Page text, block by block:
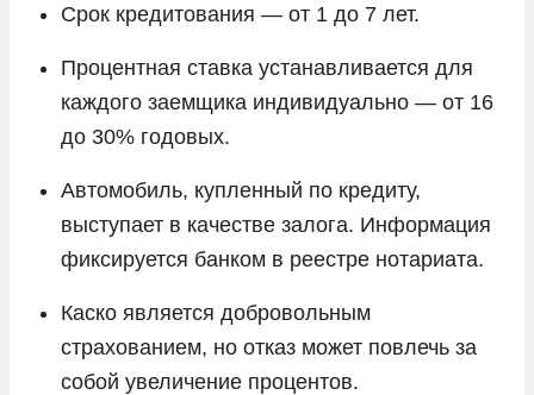
Срок кредитования — от 1 до 7 лет.
Процентная ставка устанавливается для
каждого заемщика индивидуально — от 16
до 30% годовых.
Автомобиль, купленный по кредиту,
выступает в качестве залога. Информация
фиксируется банком в реестре нотариата.
Каско является добровольным
страхованием, но отказ может повлечь за
собой увеличение процентов.